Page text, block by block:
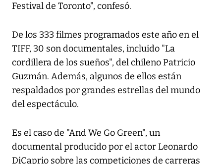
Festival de Toronto", confesó.
De los 333 filmes programados este año en el
TIFF, 30 son documentales, incluido "La
cordillera de los sueños", del chileno Patricio
Guzmán. Además, algunos de ellos están
respaldados por grandes estrellas del mundo
del espectáculo.
Es el caso de "And We Go Green", un
documental producido por el actor Leonardo
DiCaprio sobre las competiciones de carreras